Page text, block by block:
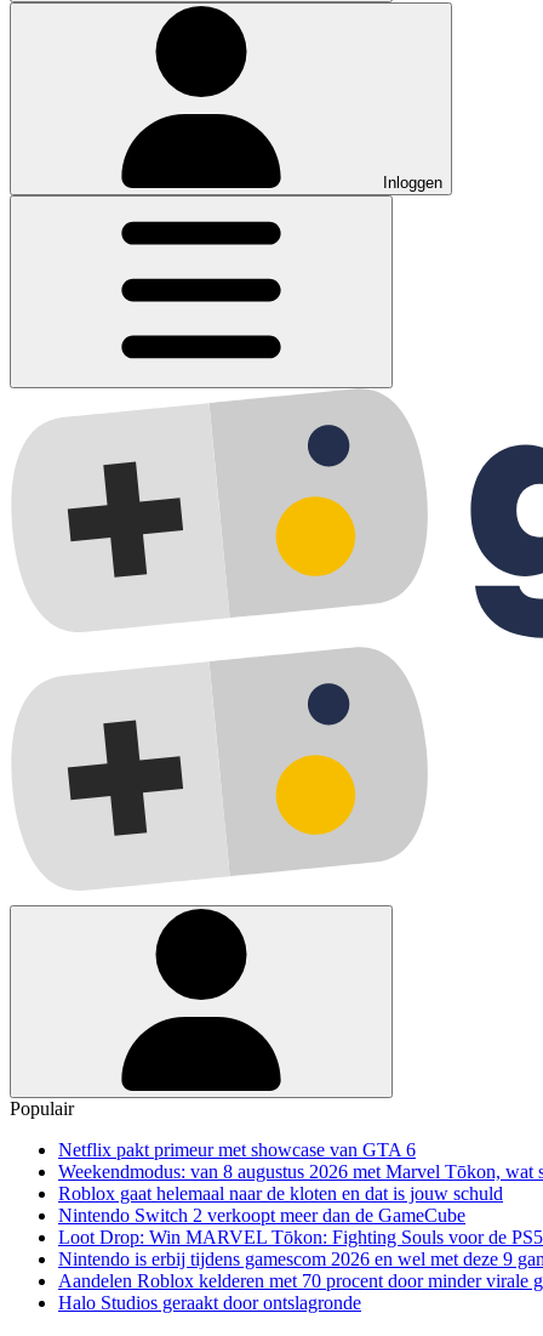
Inloggen
Populair
Netflix pakt primeur met showcase van GTA 6
Weekendmodus: van 8 augustus 2026 met Marvel Tōkon, wat
Roblox gaat helemaal naar de kloten en dat is jouw schuld
Nintendo Switch 2 verkoopt meer dan de GameCube
Loot Drop: Win MARVEL Tōkon: Fighting Souls voor de PS5
Nintendo is erbij tijdens gamescom 2026 en wel met deze 9
Aandelen Roblox kelderen met 70 procent door minder virale
Halo Studios geraakt door ontslagronde